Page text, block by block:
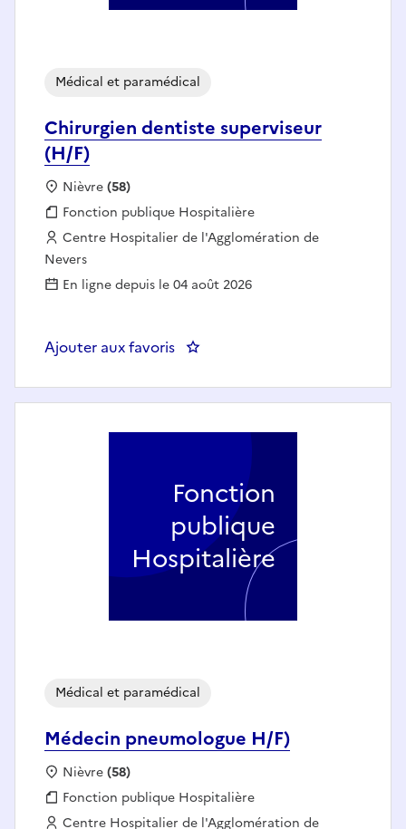
Chirurgien dentiste superviseur
(H/F)
Médical et paramédical
Localisation :
Nièvre(58)
Fonction publique :
Fonction publique Hospitalière
Employeur :
Centre Hospitalier de l'Agglomération de
Nevers
En ligne depuis le 04 août 2026
Ajouter aux favoris : Chirurgien dentiste
Médecin pneumologue H/F)
Médical et paramédical
Localisation :
Nièvre(58)
Fonction publique :
Fonction publique Hospitalière
Employeur :
Centre Hospitalier de l'Agglomération de
Fonction
publique
Hospitalière